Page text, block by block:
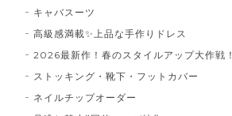
キャバスーツ
高級感満載✨上品な手作りドレス
2026最新作！春のスタイルアップ大作戦！
ストッキング・靴下・フットカバー
ネイルチップオーダー